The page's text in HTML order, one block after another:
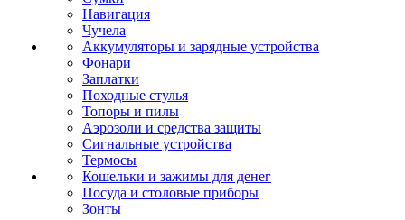
Навигация
Чучела
Аккумуляторы и зарядные устройства
Фонари
Заплатки
Походные стулья
Топоры и пилы
Аэрозоли и средства защиты
Сигнальные устройства
Термосы
Кошельки и зажимы для денег
Посуда и столовые приборы
Зонты